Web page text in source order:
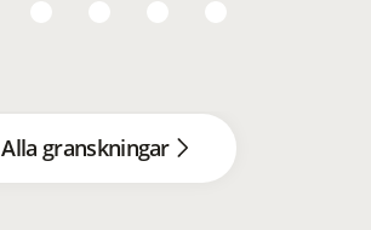
Alla granskningar